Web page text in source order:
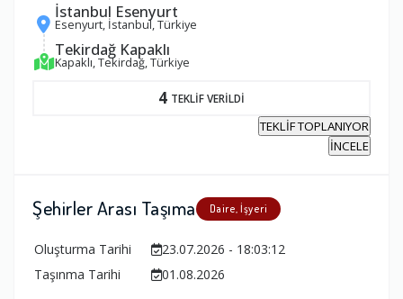
İstanbul Esenyurt
Esenyurt, İstanbul, Türkiye
Tekirdağ Kapaklı
Kapaklı, Tekirdağ, Türkiye
4 TEKLİF VERİLDİ
TEKLİF TOPLANIYOR
İNCELE
Şehirler Arası Taşıma Daire, İşyeri
Oluşturma Tarihi
23.07.2026 - 18:03:12
Taşınma Tarihi
01.08.2026